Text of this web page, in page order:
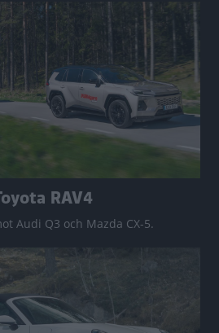
RAV4
Audi Q3 och Mazda CX-5.